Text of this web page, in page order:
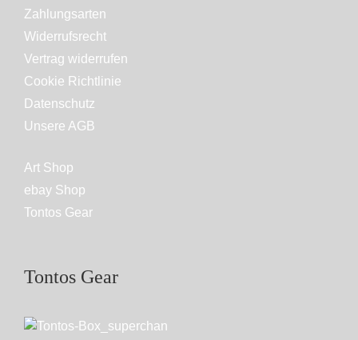
Zahlungsarten
Widerrufsrecht
Vertrag widerrufen
Cookie Richtlinie
Datenschutz
Unsere AGB
Art Shop
ebay Shop
Tontos Gear
Tontos Gear